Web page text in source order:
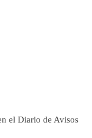
el Diario de Avisos